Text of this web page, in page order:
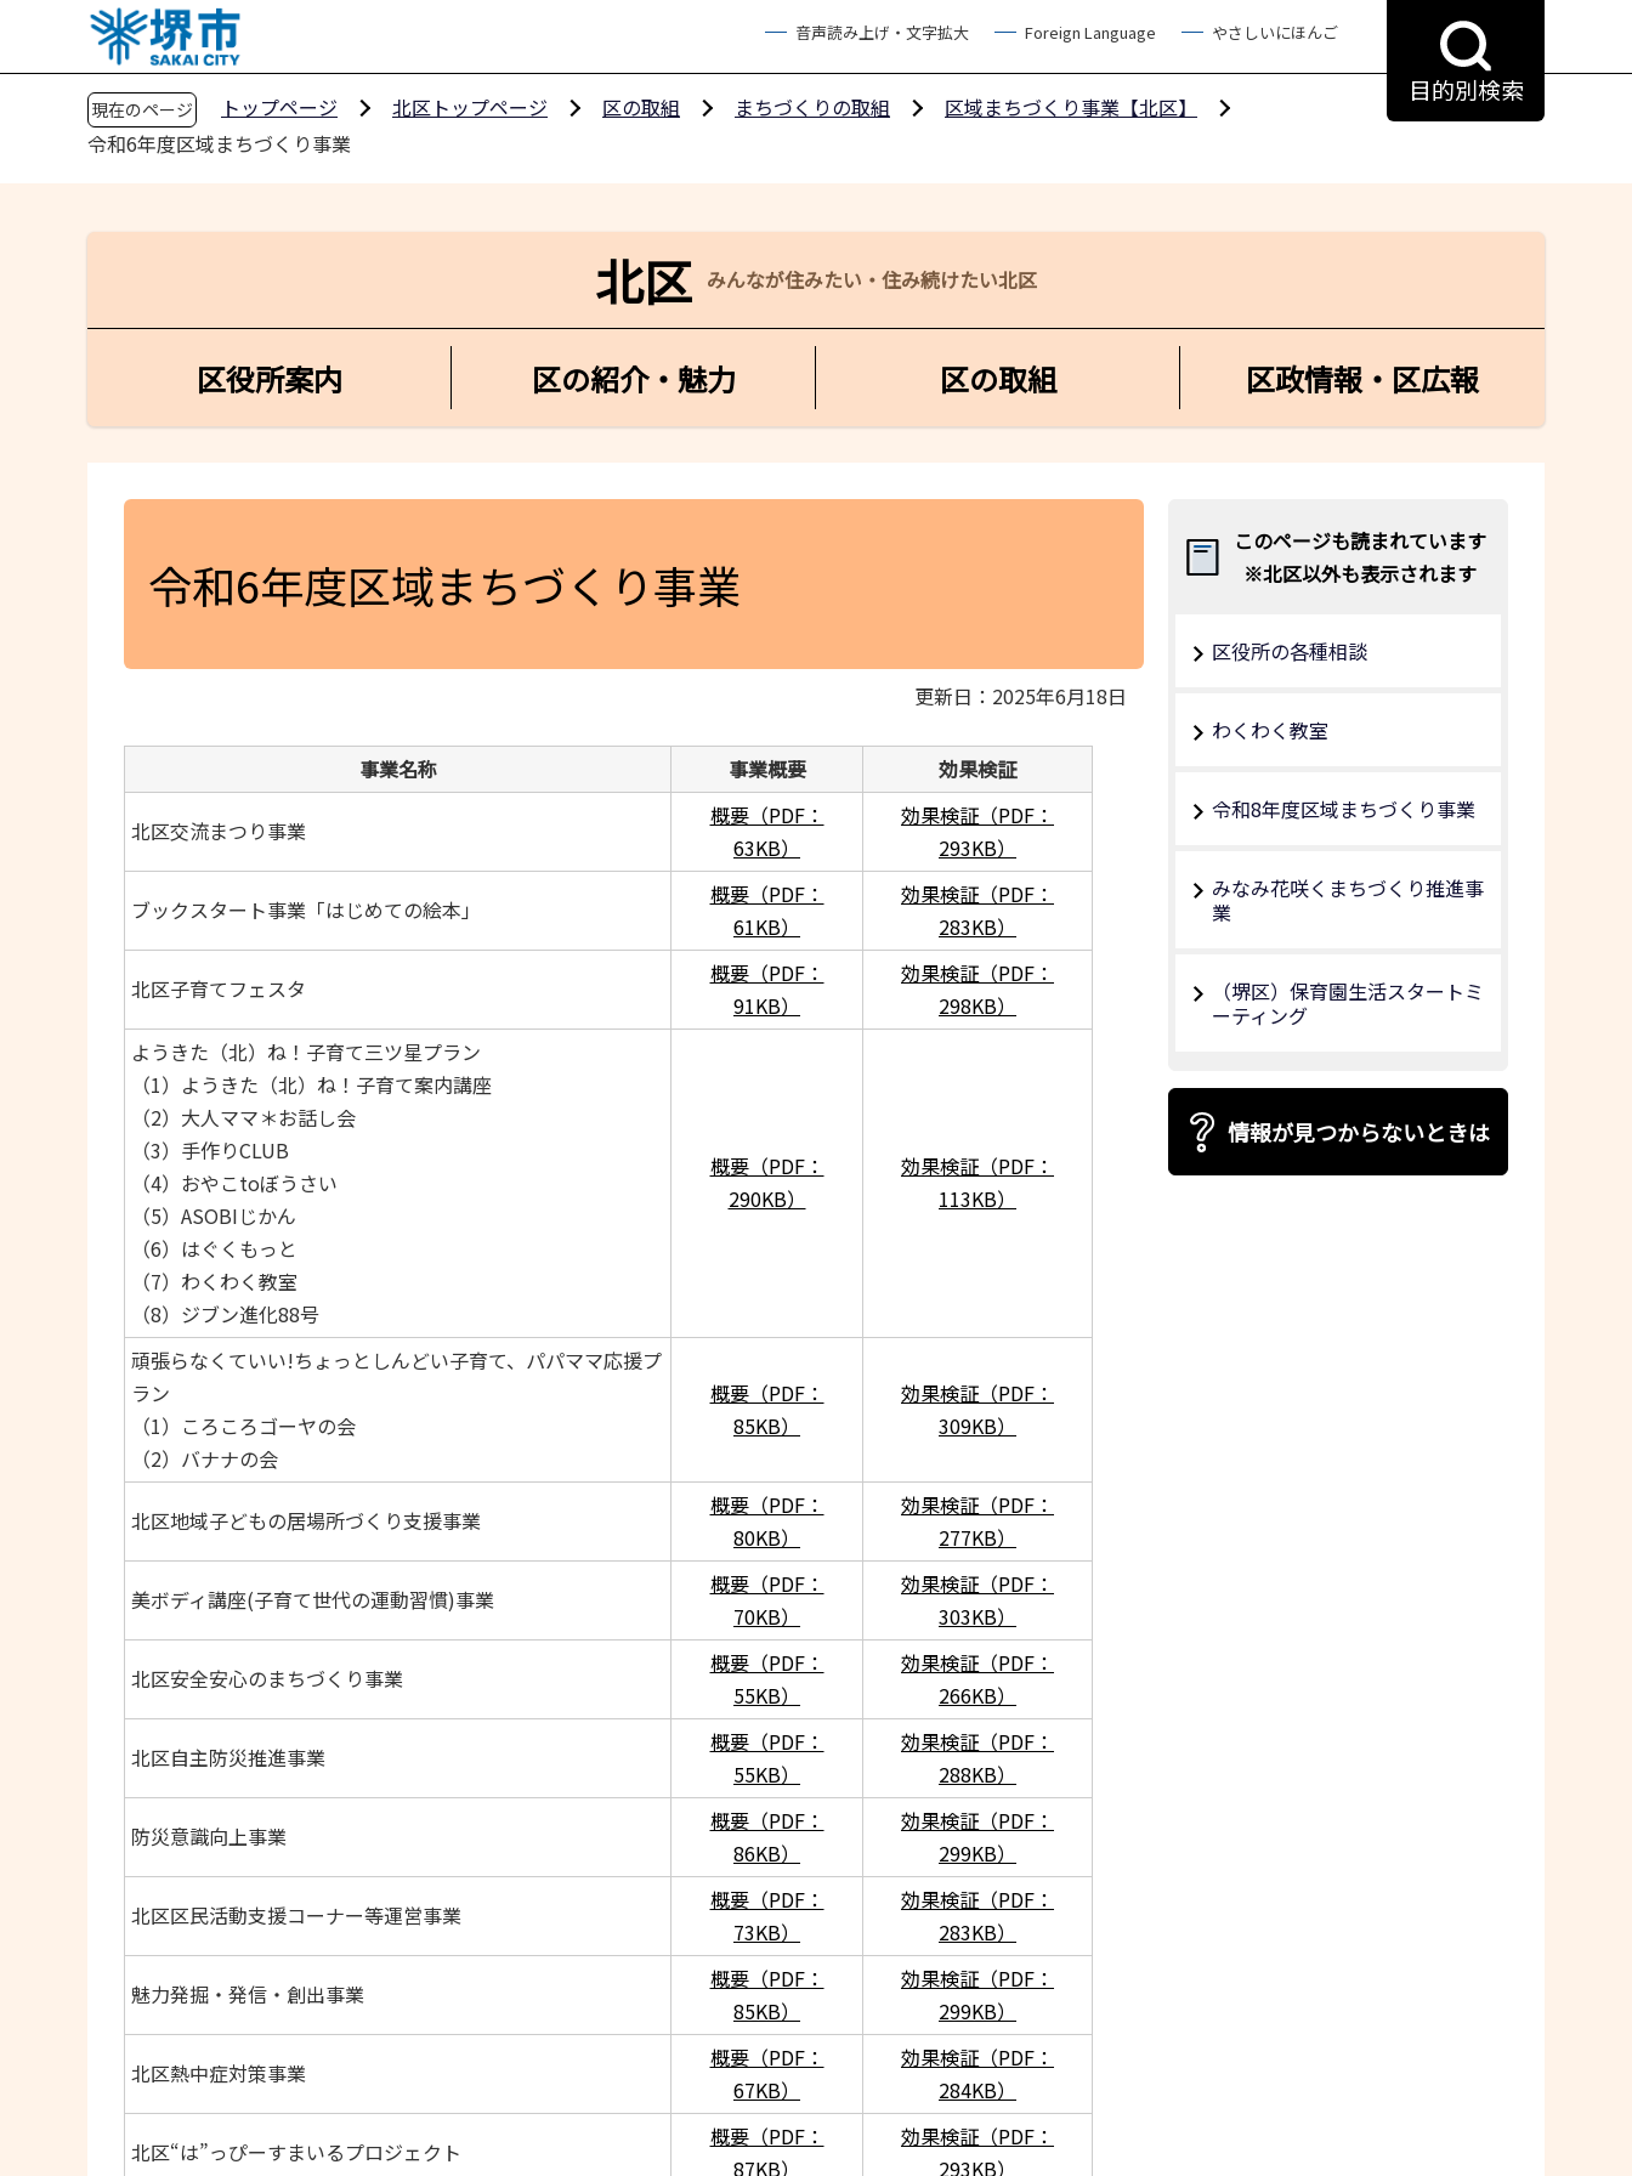
ペ
音声読み上げ・文字拡大 Foreign Language やさしいにほんご
目的別検索
現在のページ トップページ 北区トップページ 区の取組 まちづくりの取組
区域まちづくり事業【北区】
令和6年度区域まちづくり事業
北区 みんなが住みたい・住み続けたい北区
区役所案内 区の紹介・魅力 区の取組 区政情報・区広報
令和6年度区域まちづくり事業
更新日：2025年6月18日
事業名称 事業概要 効果検証
北区交流まつり事業
概要（PDF：
63KB）
効果検証（PDF：
293KB）
ブックスタート事業「はじめての絵本」
概要（PDF：
61KB）
効果検証（PDF：
283KB）
北区子育てフェスタ
概要（PDF：
91KB）
効果検証（PDF：
298KB）
ようきた（北）ね！子育て三ツ星プラン
（1）ようきた（北）ね！子育て案内講座
（2）大人ママ＊お話し会
（3）手作りCLUB
（4）おやこtoぼうさい
（5）ASOBIじかん
（6）はぐくもっと
（7）わくわく教室
（8）ジブン進化88号
概要（PDF：
290KB）
効果検証（PDF：
113KB）
頑張らなくていい!ちょっとしんどい子育て、パパママ応援プ
ラン
（1）ころころゴーヤの会
（2）バナナの会
概要（PDF：
85KB）
効果検証（PDF：
309KB）
北区地域子どもの居場所づくり支援事業
概要（PDF：
80KB）
効果検証（PDF：
277KB）
美ボディ講座(子育て世代の運動習慣)事業
概要（PDF：
70KB）
効果検証（PDF：
303KB）
北区安全安心のまちづくり事業
概要（PDF：
55KB）
効果検証（PDF：
266KB）
北区自主防災推進事業
概要（PDF：
55KB）
効果検証（PDF：
288KB）
防災意識向上事業
概要（PDF：
86KB）
効果検証（PDF：
299KB）
北区区民活動支援コーナー等運営事業
概要（PDF：
73KB）
効果検証（PDF：
283KB）
魅力発掘・発信・創出事業
概要（PDF：
85KB）
効果検証（PDF：
299KB）
北区熱中症対策事業
概要（PDF：
67KB）
効果検証（PDF：
284KB）
北区“は”っぴーすまいるプロジェクト
概要（PDF：
87KB）
効果検証（PDF：
293KB）
このページも読まれています
※北区以外も表示されます
区役所の各種相談
わくわく教室
令和8年度区域まちづくり事業
みなみ花咲くまちづくり推進事
業
（堺区）保育園生活スタートミ
ーティング
情報が見つからないときは